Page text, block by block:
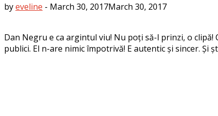
byeveline - March 30, 2017March 30, 2017
Dan Negru e ca argintul viu! Nu poți să-l prinzi, o
publici. El n-are nimic împotrivă! E autentic și sincer. Și